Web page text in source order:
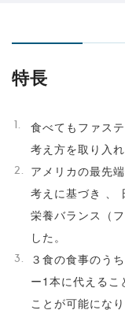
特長
食べてもファス
考え方を取り入れ
アメリカの最先
考えに基づき 、
栄養バランス（
した。
３食の食事のう
ー1本に代えるこ
ことが可能にな